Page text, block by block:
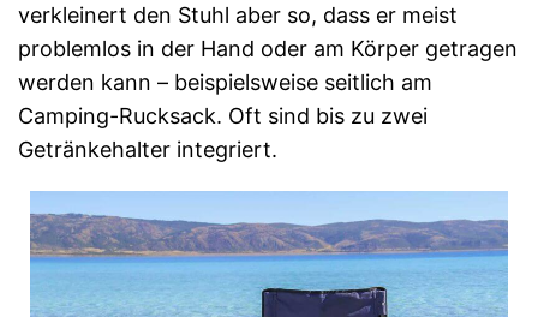
verkleinert den Stuhl aber so, dass er meist
problemlos in der Hand oder am Körper getragen
werden kann – beispielsweise seitlich am
Camping-Rucksack. Oft sind bis zu zwei
Getränkehalter integriert.